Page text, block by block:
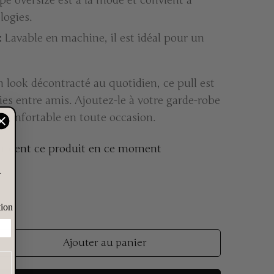
Lavable en machine, il est idéal pour un
look décontracté au quotidien, ce pull est
entre amis. Ajoutez-le à votre garde-robe
en toute occasion.
ce produit en ce moment
Ajouter au panier